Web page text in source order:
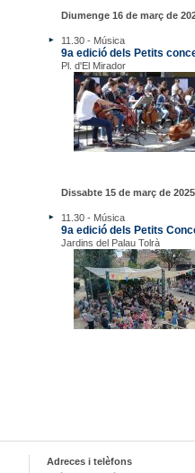
Diumenge 16 de març de
11.30 - Música
9a edició dels Petits
Pl. d'El Mirador
Dissabte 15 de març de 2025
11.30 - Música
9a edició dels Petits
Jardins del Palau Tolrà
Adreces i telèfons